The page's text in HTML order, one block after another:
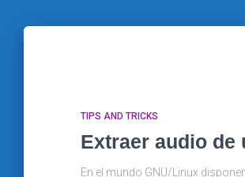
TIPS AND TRICKS
Extraer audio de
En el mundo GNU/Linux